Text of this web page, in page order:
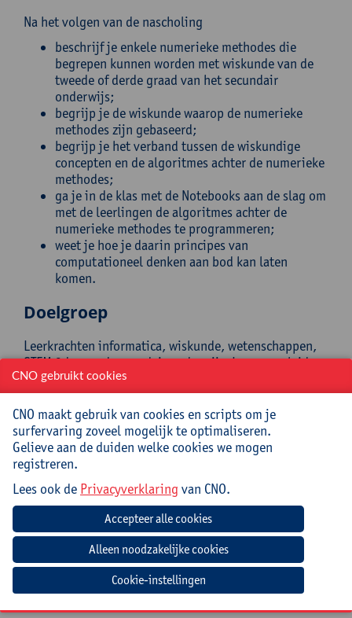
Na het volgen van de nascholing
beschrijf je enkele numerieke methodes die
begrepen kunnen worden met wiskunde van de
tweede of derde graad van het secundair
onderwijs;
begrijp je de wiskunde waarop de numerieke
methodes zijn gebaseerd;
begrijp je het verband tussen de wiskundige
concepten en de algoritmes achter de numerieke
methodes;
ga je in de klas met de Notebooks aan de slag om
met de leerlingen de algoritmes achter de
numerieke methodes te programmeren;
weet je hoe je daarin principes van
computationeel denken aan bod kan laten
komen.
Doelgroep
Leerkrachten informatica, wiskunde, wetenschappen,
STEM 3de graad secundair onderwijs. Lerarenopleiders
wiskunde, wetenschappen, STEM voor leerkrachten
secundair onderwijs (educatieve masteropleiding).
Enige voorkennis van Python is meegenomen, hoewel
elke programmeercode wordt uitgelegd in de
nascholing. Je kan jezelf wat voorbereiden via de
leerpaden op de projectpagina's
Python of Python in de wiskundeles.
Mee te brengen door cursist
Laptop met browser
Verwachte voorbereiding door
deelnemer
CNO gebruikt cookies
CNO maakt gebruik van cookies en scripts om je
surfervaring zoveel mogelijk te optimaliseren.
Gelieve aan de duiden welke cookies we mogen
registreren.
Lees ook de Privacyverklaring van CNO.
Cookie-instellingen